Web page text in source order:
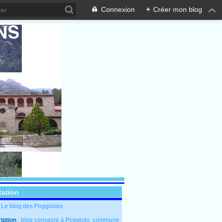
Connexion + Créer mon blog
Le blog des Poggiolais
: blog consacré à Poggiolo, commune